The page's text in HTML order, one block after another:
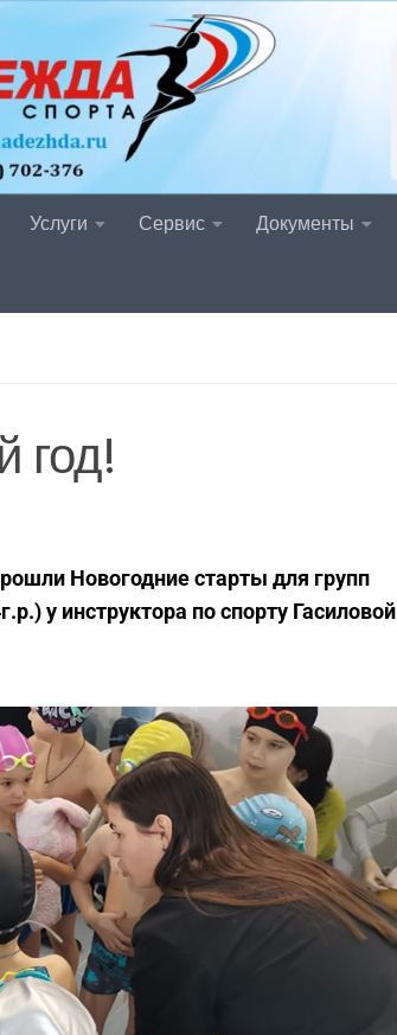
Услуги Сервис Документы
год!
Новогодние старты для групп
у инструктора по спорту Гасиловой